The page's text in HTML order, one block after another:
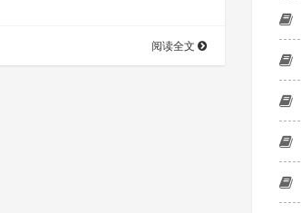
阅读全文